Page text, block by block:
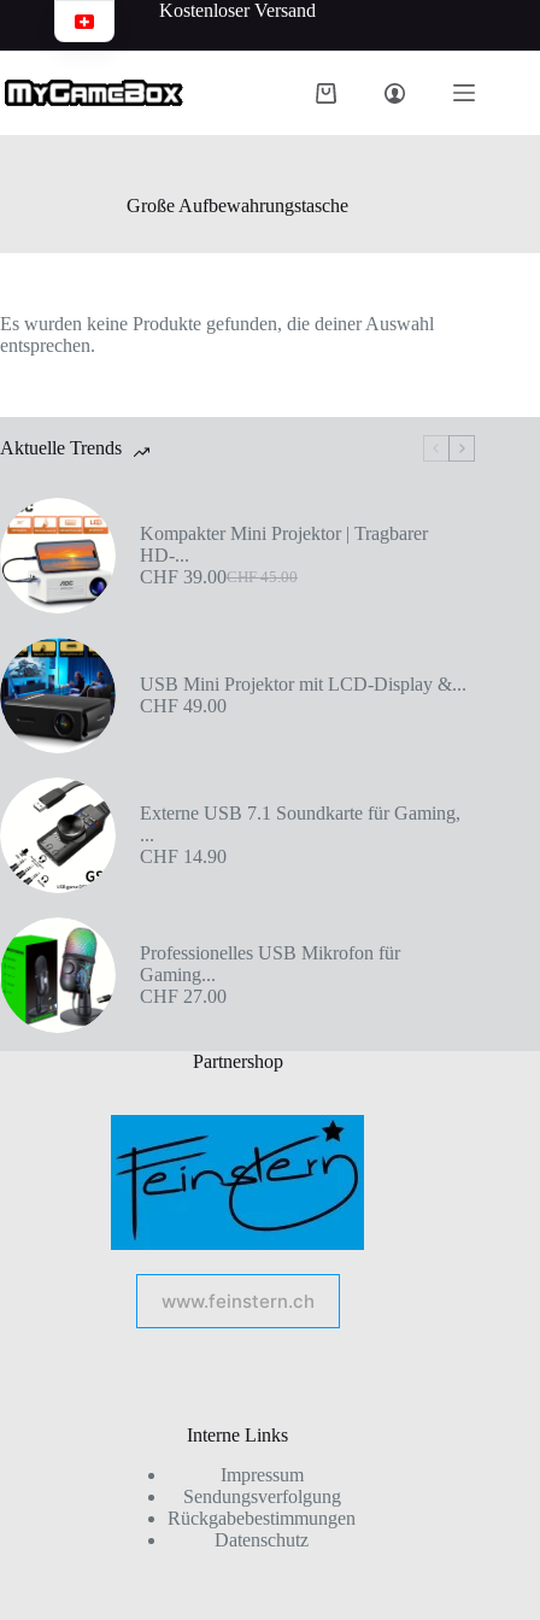
Kostenloser Versand
Große Aufbewahrungstasche
Es wurden keine Produkte gefunden, die deiner Auswahl
entsprechen.
Aktuelle Trends
Kompakter Mini Projektor | Tragbarer
HD-...
CHF45.00
CHF 39.00
USB Mini Projektor mit LCD-Display &...
CHF 49.00
Externe USB 7.1 Soundkarte für Gaming,
...
CHF 14.90
Professionelles USB Mikrofon für
Gaming...
CHF 27.00
Partnershop
www.feinstern.ch
Interne Links
Impressum
Sendungsverfolgung
Rückgabebestimmungen
Datenschutz